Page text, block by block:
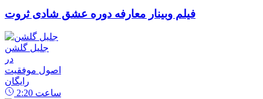
فیلم وبینار معارفه دوره عشق شادی ثروت
جلیل گلشن
در
اصول موفقیت
رایگان
2:20 ساعت